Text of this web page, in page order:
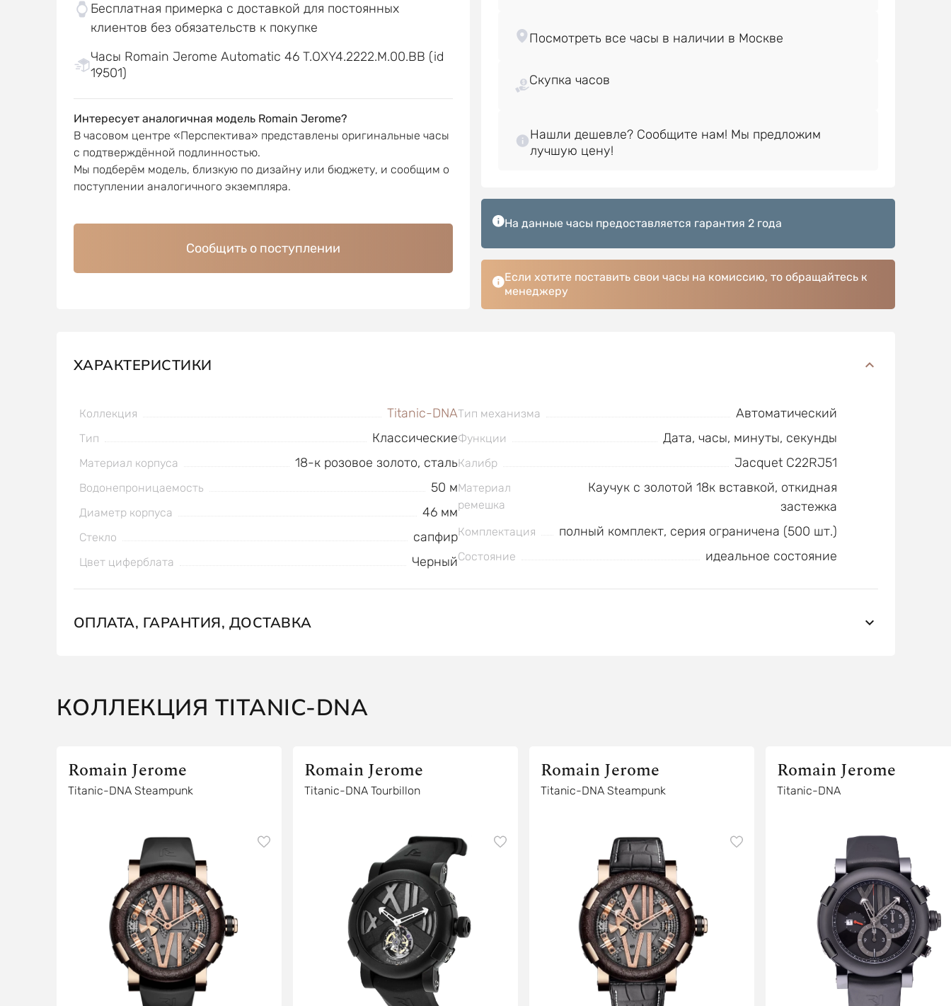
Бесплатная примерка с доставкой для постоянных
клиентов без обязательств к покупке
Часы Romain Jerome Automatic 46 T.OXY4.2222.M.00.BB (id
19501)
Интересует аналогичная модель Romain Jerome?
В часовом центре «Перспектива» представлены оригинальные часы
с подтверждённой подлинностью.
Мы подберём модель, близкую по дизайну или бюджету, и сообщим о
поступлении аналогичного экземпляра.
Сообщить о поступлении
Скупка часов
Нашли дешевле? Сообщите нам! Мы предложим
На данные часы предоставляется гарантия 2 года
Если хотите поставить свои часы на комиссию, то обращайтесь к
менеджеру
ХАРАКТЕРИСТИКИ
Коллекция Titanic-DNA
Тип Классические
Материал корпуса 18-к розовое золото, сталь
Водонепроницаемость 50 м
Диаметр корпуса 46 мм
Стекло сапфир
Цвет циферблата Черный
Тип механизма Автоматический
Функции Дата, часы, минуты, секунды
Калибр Jacquet C22RJ51
Материал
ремешка
Каучук с золотой 18к вставкой, откидная
застежка
Комплектация полный комплект, серия ограничена (500 шт.)
Состояние идеальное состояние
ОПЛАТА, ГАРАНТИЯ, ДОСТАВКА
КОЛЛЕКЦИЯ TITANIC-DNA
Romain Jerome
Titanic-DNA Steampunk
Romain Jerome
Titanic-DNA Tourbillon
Romain Jerome
Titanic-DNA Steampunk
Romain Jerome
Titanic-DNA